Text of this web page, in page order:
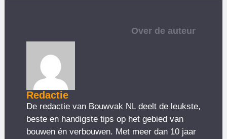
Over de auteur
Redactie
De redactie van Bouwvak NL deelt de leukste,
beste en handigste tips op het gebied van
bouwen én verbouwen. Met meer dan 10 jaar